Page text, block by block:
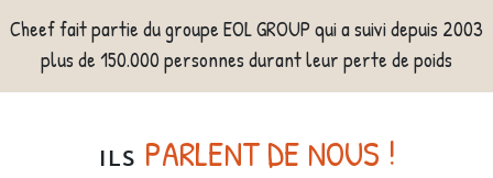
Cheef fait partie du groupe EOL GROUP qui a suivi depuis 2003
plus de 150.000 personnes durant leur perte de poids
ILS PARLENT DE NOUS !